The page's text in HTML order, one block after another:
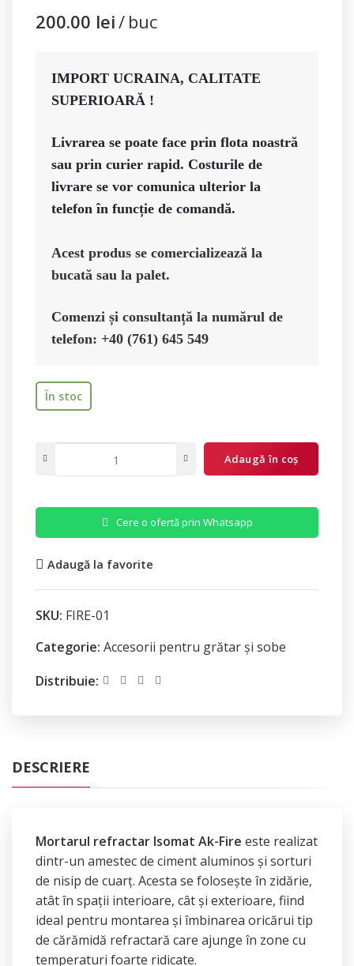
200.00 lei buc
IMPORT UCRAINA, CALITATE
SUPERIOARĂ !
Livrarea se poate face prin flota noastră
sau prin curier rapid. Costurile de
livrare se vor comunica ulterior la
telefon în funcție de comandă.
Acest produs se comercializează la
bucată sau la palet.
Comenzi și consultanță la numărul de
telefon: +40 (761) 645 549
În stoc
Adaugă în coș
Cere o ofertă prin Whatsapp
Adaugă la favorite
SKU: FIRE-01
Categorie: Accesorii pentru grătar și sobe
Distribuie:
DESCRIERE
Mortarul refractar Isomat Ak-Fire este realizat
dintr-un amestec de ciment aluminos și sorturi
de nisip de cuarț. Acesta se folosește în zidărie,
atât în spații interioare, cât și exterioare, fiind
ideal pentru montarea și îmbinarea oricărui tip
de cărămidă refractară care ajunge în zone cu
temperaturi foarte ridicate.